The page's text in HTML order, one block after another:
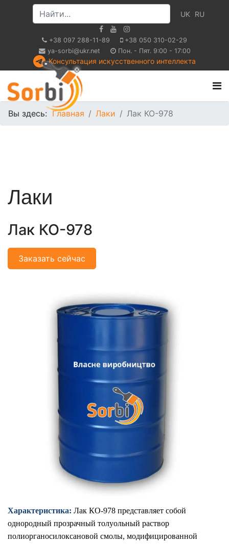
UK RU
+38 097 288-11-89
+38 050 310-02-29
ya-sorbi@ukr.net
Пон. - Пят. 9:00 - 17:00
Консультация искусственного интеллекта
Вы здесь:Главная Лаки Лак КО-978
Лаки
Лак КО-978
Заказать сейчас
Характеристика: Лак КО-978 представляет собой
однородный прозрачный толуольный раствор
полиорганосилоксановой смолы, модифицированной